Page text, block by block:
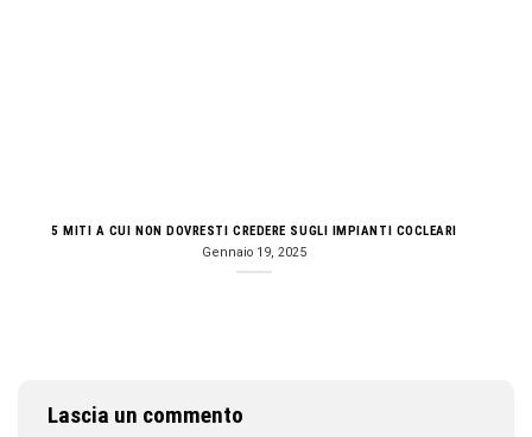
5 MITI A CUI NON DOVRESTI CREDERE SUGLI IMPIANTI COCLEARI
Gennaio 19, 2025
Lascia un commento